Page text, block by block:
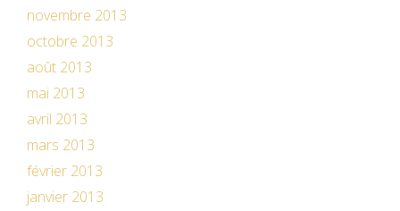
novembre 2013
octobre 2013
août 2013
mai 2013
avril 2013
mars 2013
février 2013
janvier 2013